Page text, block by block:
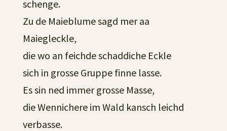
schenge.
Zu de Maieblume sagd mer aa
Maiegleckle,
die wo an feichde schaddiche Eckle
sich in grosse Gruppe finne lasse.
Es sin ned immer grosse Masse,
die Wennichere im Wald kansch leichd
verbasse.